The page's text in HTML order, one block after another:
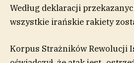
Według deklaracji
wszystkie irańskie rakiety
Korpus Strażników Rewolucji